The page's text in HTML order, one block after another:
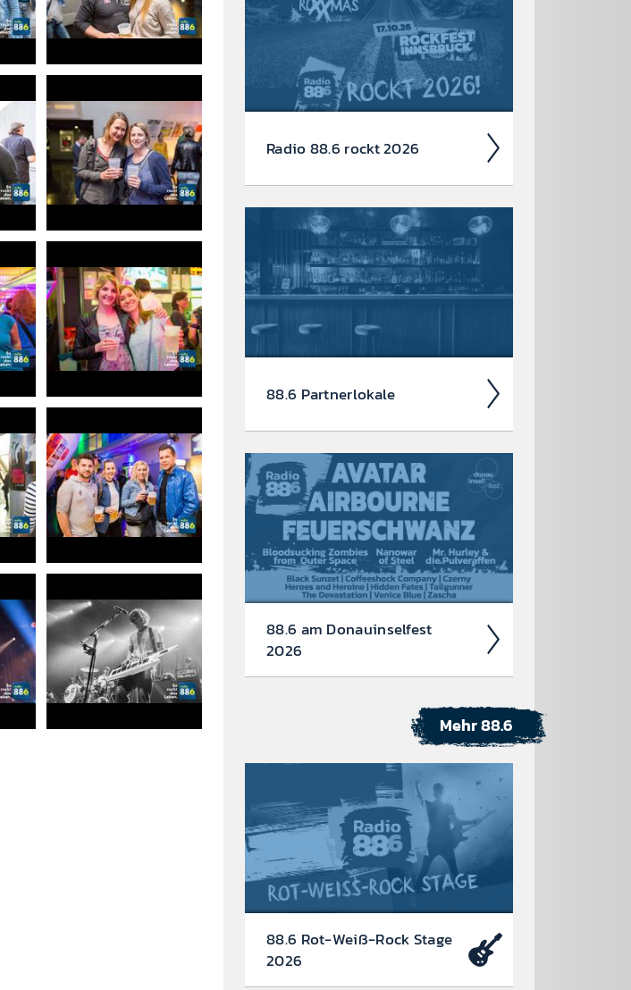
Radio 88.6 rockt 2026
Auch 2026 heißt es: Wir sind
ROCK­FEST! Jetzt schon die Tickets für
unsere 88.6 Events checken.
88.6 Partner­lokale
88.6 am Donau­insel­fest
2026
Mehr 88.6
88.6 Rot-Weiß-Rock Stage
2026